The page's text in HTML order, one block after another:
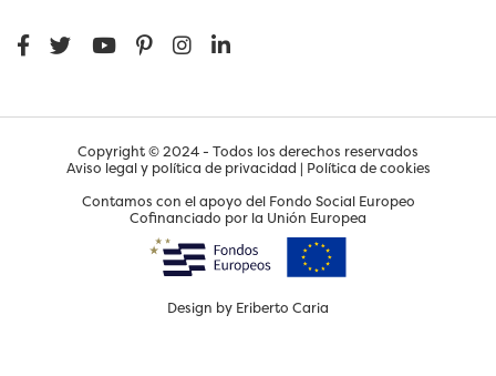
Copyright © 2024 - Todos los derechos reservados
Aviso legal y política de privacidad | Política de cookies
Contamos con el apoyo del Fondo Social Europeo
Cofinanciado por la Unión Europea
Design by Eriberto Caria